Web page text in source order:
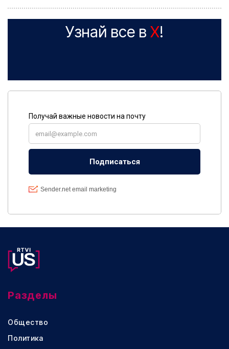
Узнай все в X!
Разделы
Общество
Политика